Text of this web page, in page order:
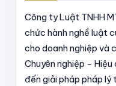
Công ty Luật TNHH
chức hành nghề luật
cho doanh nghiệp và
Chuyên nghiệp –
đến giải pháp pháp lý